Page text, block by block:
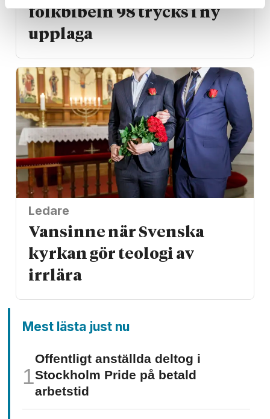
folkbibeln 98 trycks i ny
upplaga
Ledare
Vansinne när Svenska
kyrkan gör teologi av
irrlära
Mest lästa just nu
Offentligt anställda deltog i
Stockholm Pride på betald
arbetstid